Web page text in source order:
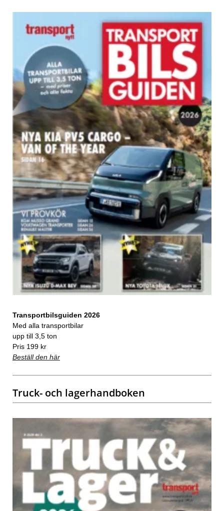
Transportbilsguiden 2026
Med alla transportbilar
upp till 3,5 ton
Pris 199 kr
Beställ den här
Truck- och lagerhandboken